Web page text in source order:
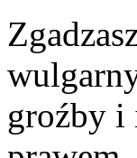
groźby i